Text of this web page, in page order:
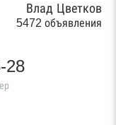
Влад Цветков
5472 объявления
28